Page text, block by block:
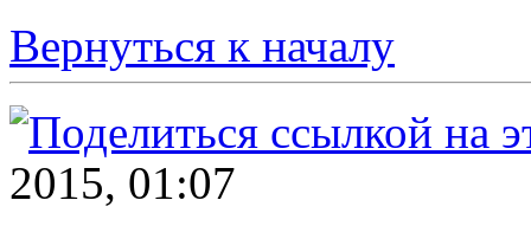
Вернуться к началу
2015, 01:07